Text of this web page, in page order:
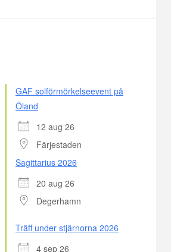
GAF solförmörkelseevent på
Öland
12 aug 26
Färjestaden
Sagittarius 2026
20 aug 26
Degerhamn
Träff under stjärnorna 2026
4 sep 26